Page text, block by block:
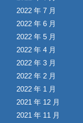
2022 年 7 月
2022 年 6 月
2022 年 5 月
2022 年 4 月
2022 年 3 月
2022 年 2 月
2022 年 1 月
2021 年 12 月
2021 年 11 月